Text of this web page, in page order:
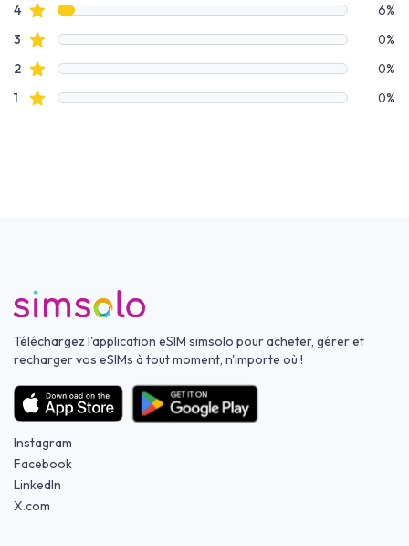
4avis étoilés
6%
3 avis étoilés
0%
2avis étoilés
0%
1 avis étoilés 0%
Téléchargez l'application eSIM simsolo pour acheter, gérer et
recharger vos eSIMs à tout moment, n'importe où !
Instagram
Facebook
LinkedIn
X.com